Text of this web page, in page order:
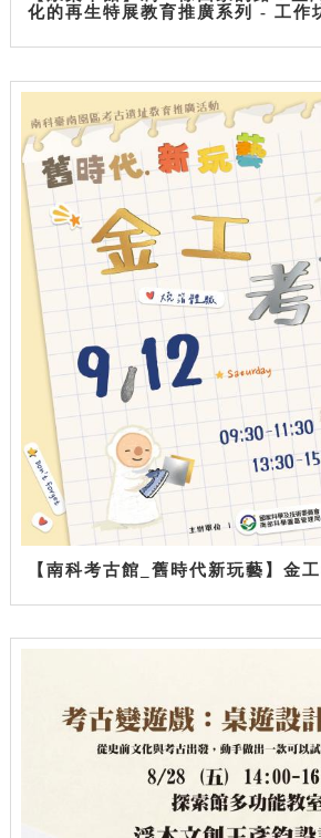
化的再生特展教育推廣系列 - 工作
【南科考古館_舊時代新玩藝】金